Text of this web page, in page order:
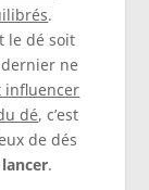
.
le dé soit
ne
influencer
dé, c’est
de dés
.